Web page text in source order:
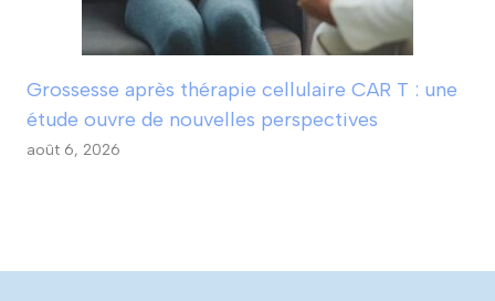
Grossesse après thérapie cellulaire CAR T : une
étude ouvre de nouvelles perspectives
août 6, 2026